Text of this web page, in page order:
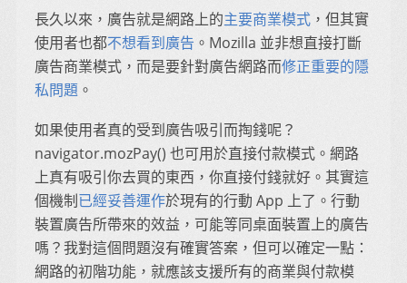
長久以來，廣告就是網路上的主要商業模式 ，但其實
使用者也都不想看到廣告 。Mozilla 並非想直接打斷
廣告商業模式，而是要針對廣告網路而修正重要的隱
私問題 。
如果使用者真的受到廣告吸引而掏錢呢？
navigator.mozPay() 也可用於直接付款模式。網路
上真有吸引你去買的東西，你直接付錢就好。其實這
個機制已經妥善運作於現有的行動 App 上了。行動
裝置廣告所帶來的效益，可能等同桌面裝置上的廣告
嗎？我對這個問題沒有確實答案，但可以確定一點：
網路的初階功能，就應該支援所有的商業與付款模